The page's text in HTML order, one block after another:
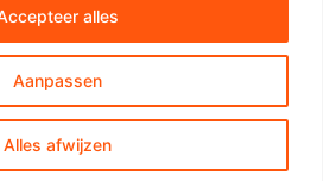
Aanpassen
Alles afwijzen
alles
rechten voorbehouden
Sitemap
voorwaarden